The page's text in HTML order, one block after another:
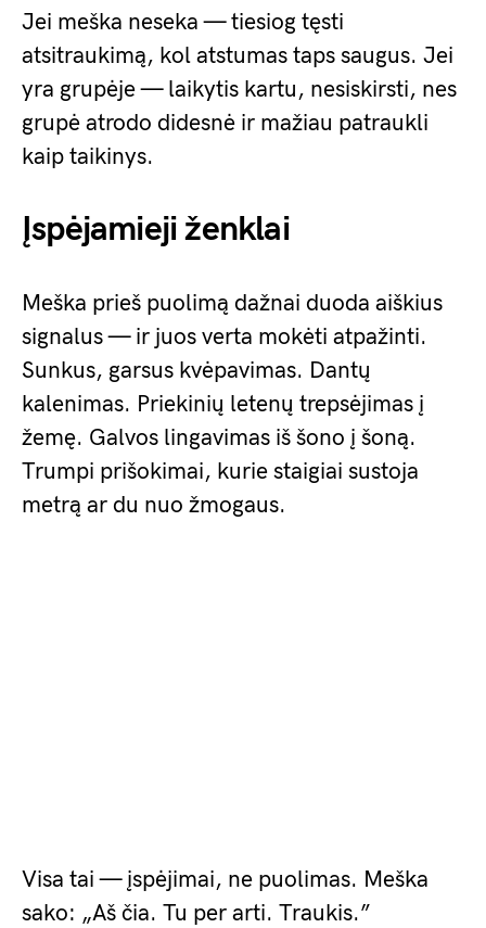
Jei meška neseka — tiesiog tęsti
atsitraukimą, kol atstumas taps saugus. Jei
yra grupėje — laikytis kartu, nesiskirsti, nes
grupė atrodo didesnė ir mažiau patraukli
kaip taikinys.
Įspėjamieji ženklai
Meška prieš puolimą dažnai duoda aiškius
signalus — ir juos verta mokėti atpažinti.
Sunkus, garsus kvėpavimas. Dantų
kalenimas. Priekinių letenų trepsėjimas į
žemę. Galvos lingavimas iš šono į šoną.
Trumpi prišokimai, kurie staigiai sustoja
metrą ar du nuo žmogaus.
Visa tai — įspėjimai, ne puolimas. Meška
sako: „Aš čia. Tu per arti. Traukis.”